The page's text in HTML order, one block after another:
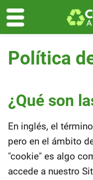
Política
¿Qué son
En inglés, el
pero en el ámbito
"cookie" es algo
accede a nuestro